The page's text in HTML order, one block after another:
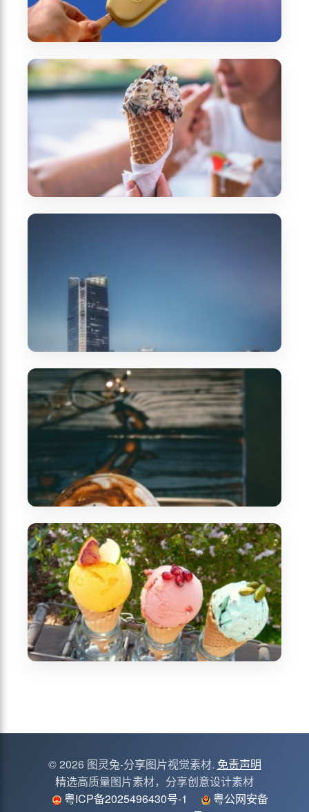
© 2026 图灵兔-分享图片视觉素材. 免责声明
精选高质量图片素材，分享创意设计素材
粤ICP备2025496430号-1
粤公网安备